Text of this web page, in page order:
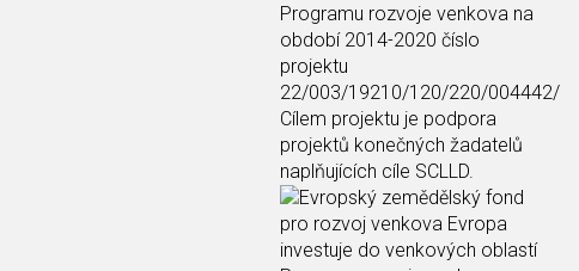
Programu rozvoje venkova na
období 2014-2020 číslo
projektu
22/003/19210/120/220/004442/
Cílem projektu je podpora
projektů konečných žadatelů
naplňujících cíle SCLLD.